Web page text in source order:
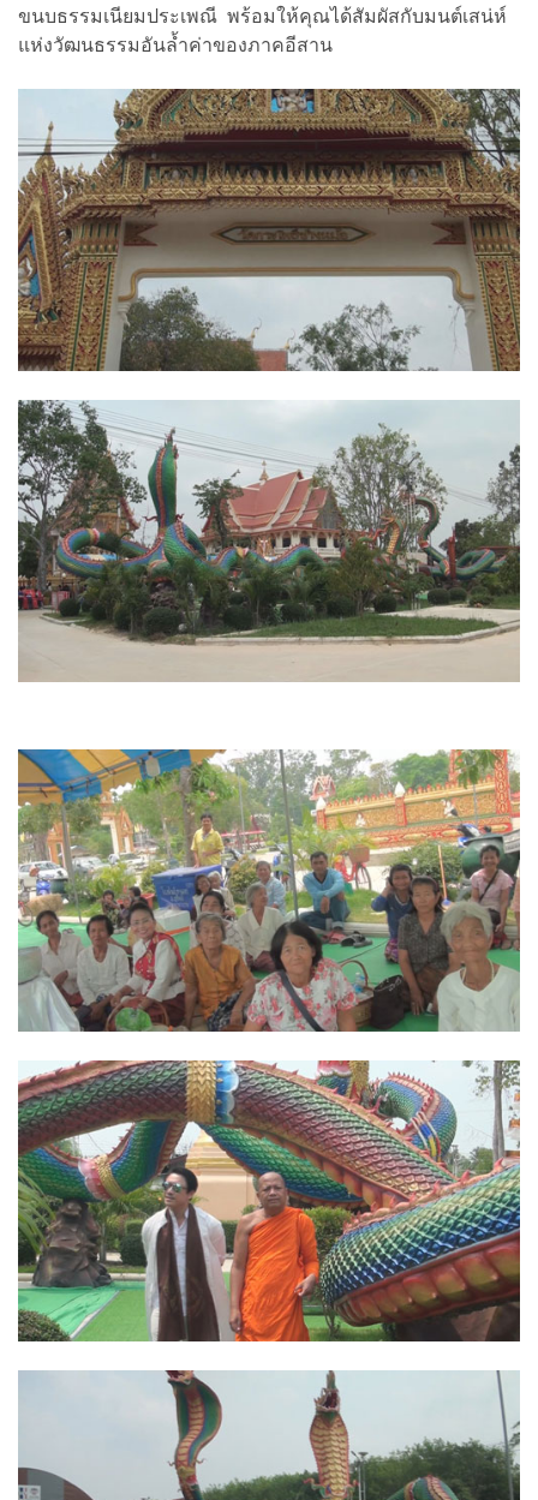
ขนบธรรมเนียมประเพณี พร้อมให้คุณได้สัมผัสกับมนต์เสน่ห์
แห่งวัฒนธรรมอันล้ำค่าของภาคอีสาน